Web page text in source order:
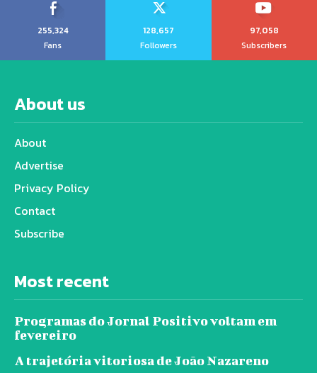
255,324
Fans
128,657
Followers
97,058
Subscribers
About us
About
Advertise
Privacy Policy
Contact
Subscribe
Most recent
Programas do Jornal Positivo voltam em
fevereiro
A trajetória vitoriosa de João Nazareno